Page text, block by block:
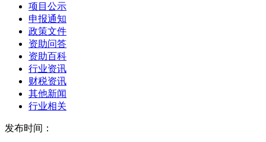
项目公示
申报通知
政策文件
资助问答
资助百科
行业资讯
财税资讯
其他新闻
行业相关
发布时间：